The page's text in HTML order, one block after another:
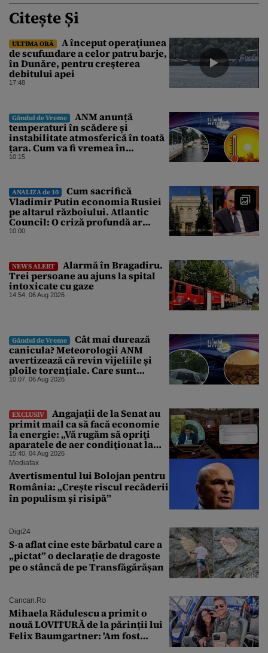
Citește Și
ULTIMA ORĂ
A început operaţiunea
de scufundare a celor patru barje,
în Dunăre, pentru creşterea
debitului apei
17:48
Gândul de Vreme
ANM anunță
temperaturi în scădere și
instabilitate atmosferică în toată
țara. Cum va fi vremea în
București și când vin vijeliile
10:15
ANALIZA de 10
Cum sacrifică
Vladimir Putin economia Rusiei
pe altarul războiului. Atlantic
Council: O criză profundă ar
putea forța Kremlinul să apeleze
10:00
NEWS ALERT
Alarmă în Bragadiru.
Trei persoane au ajuns la spital
intoxicate cu gaze
14:54, 06 Aug 2026
Gândul de Vreme
Cât mai durează
canicula? Meteorologii ANM
avertizează că revin vijeliile și
ploile torențiale. Care sunt
zonele vizate, începând chiar de
10:07, 06 Aug 2026
EXCLUSIV
Angajaţii de la Senat au
primit mail ca să facă economie
la energie: „Vă rugăm să opriţi
aparatele de aer condiţionat la
sfârşitul programului”
15:40, 04 Aug 2026
Mediafax
Avertismentul lui Bolojan pentru
România: „Crește riscul recăderii
în populism și risipă”
Digi24
S-a aflat cine este bărbatul care a
„pictat” o declarație de dragoste
pe o stâncă de pe Transfăgărășan
Cancan.ro
Mihaela Rădulescu a primit o
nouă LOVITURĂ de la părinții lui
Felix Baumgartner: 'Am fost